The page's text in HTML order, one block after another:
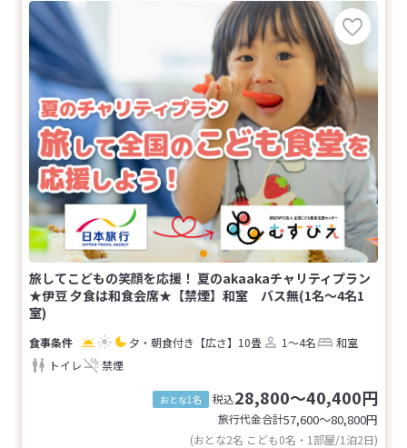
旅してこどもの笑顔を応援！ 夏のakaakaチャリティプラン
★伊豆 夕食は和食会席★【禁煙】和室 バス無(1名～4名1
室)
夕・朝食付き 【広さ】10畳 1～4名
和室
トイレ
禁煙
おとな1名 税込28,800～40,400円
旅行代金合計57,600〜80,800円
(おとな2名 こども0名・1部屋/1泊2日)